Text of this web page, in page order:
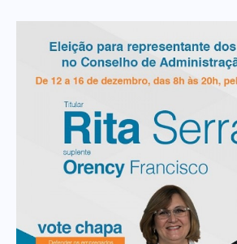
Bradesco
Financeiras e Cooperativas
Folha d@s Bancári@s
Contato